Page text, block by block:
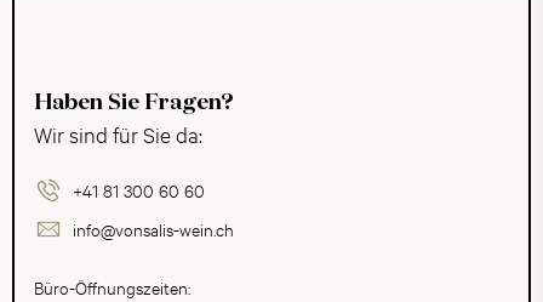
Haben Sie Fragen?
Wir sind für Sie da:
+41 81 300 60 60
info@vonsalis-wein.ch
Büro-Öffnungszeiten: